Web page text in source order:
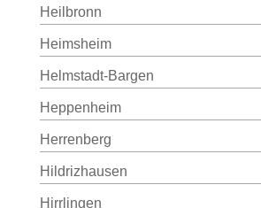
Heilbronn
Heimsheim
Helmstadt-Bargen
Heppenheim
Herrenberg
Hildrizhausen
Hirrlingen